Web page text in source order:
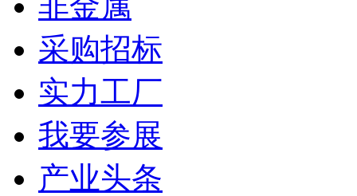
采购招标
实力工厂
我要参展
产业头条